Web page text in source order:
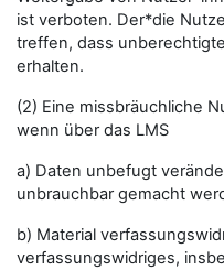
ist verboten. Der*die
treffen, dass
erhalten.
(2) Eine missbräuchliche
wenn über das LMS
a) Daten unbefugt
unbrauchbar gemacht
b) Material
verfassungswidriges,